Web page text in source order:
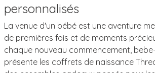
personnalisés
La venue d'un bébé est une aventure
de premières fois et de moments
chaque nouveau commencement,
présente les coffrets de naissance